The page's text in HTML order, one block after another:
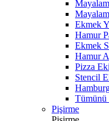
Ekmek
Hamur
Ekmek
Hamur
Pizza
Stencil
Tümünü
Pişirme